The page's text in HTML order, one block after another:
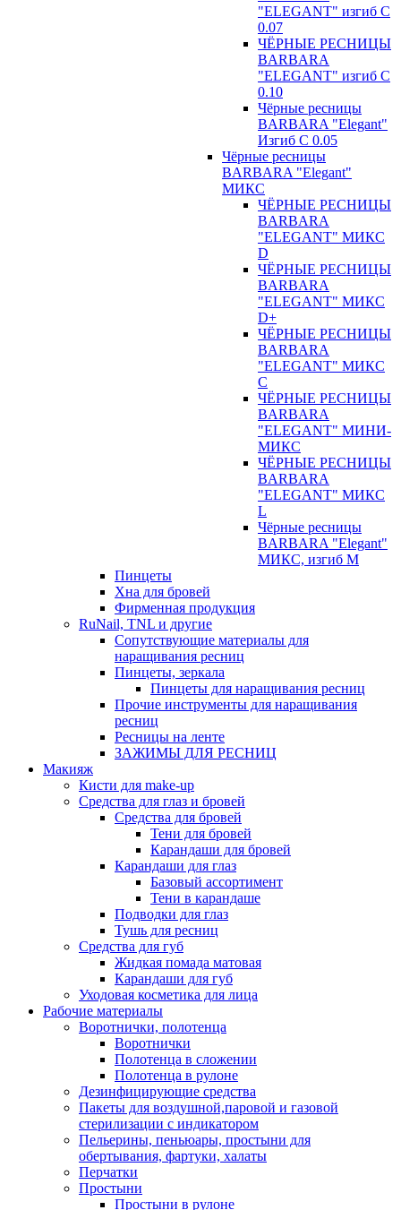
"ELEGANT" изгиб С
0.07
ЧЁРНЫЕ РЕСНИЦЫ
BARBARA
"ELEGANT" изгиб С
0.10
Чёрные ресницы
BARBARA "Elegant"
Изгиб С 0.05
Чёрные ресницы
BARBARA "Elegant"
МИКС
ЧЁРНЫЕ РЕСНИЦЫ
BARBARA
"ELEGANT" МИКС
D
ЧЁРНЫЕ РЕСНИЦЫ
BARBARA
"ELEGANT" МИКС
D+
ЧЁРНЫЕ РЕСНИЦЫ
BARBARA
"ELEGANT" МИКС
С
ЧЁРНЫЕ РЕСНИЦЫ
BARBARA
"ELEGANT" МИНИ-
МИКС
ЧЁРНЫЕ РЕСНИЦЫ
BARBARA
"ELEGANT" МИКС
L
Чёрные ресницы
BARBARA "Elegant"
МИКС, изгиб М
Пинцеты
Хна для бровей
Фирменная продукция
RuNail, TNL и другие
Сопутствующие материалы для
наращивания ресниц
Пинцеты, зеркала
Пинцеты для наращивания ресниц
Прочие инструменты для наращивания
ресниц
Ресницы на ленте
ЗАЖИМЫ ДЛЯ РЕСНИЦ
Макияж
Кисти для make-up
Средства для глаз и бровей
Средства для бровей
Тени для бровей
Карандаши для бровей
Карандаши для глаз
Базовый ассортимент
Тени в карандаше
Подводки для глаз
Тушь для ресниц
Средства для губ
Жидкая помада матовая
Карандаши для губ
Уходовая косметика для лица
Рабочие материалы
Воротнички, полотенца
Воротнички
Полотенца в сложении
Полотенца в рулоне
Дезинфицирующие средства
Пакеты для воздушной,паровой и газовой
стерилизации с индикатором
Пельерины, пеньюары, простыни для
обертывания, фартуки, халаты
Перчатки
Простыни
Простыни в рулоне